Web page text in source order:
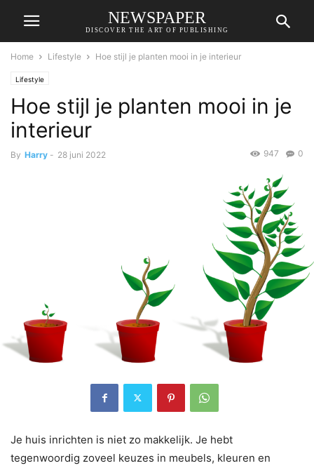
NEWSPAPER
DISCOVER THE ART OF PUBLISHING
Home Lifestyle Hoe stijl je planten mooi in je interieur
Lifestyle
Hoe stijl je planten mooi in je
interieur
By Harry - 28 juni 2022 0
947
Je huis inrichten is niet zo makkelijk. Je hebt
tegenwoordig zoveel keuzes in meubels, kleuren en